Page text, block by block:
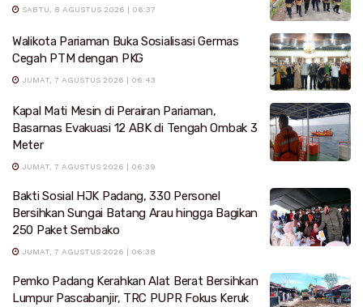
SABTU, 8 AGUSTUS 2026 | 06:37
Walikota Pariaman Buka Sosialisasi Germas
Cegah PTM dengan PKG
JUMAT, 7 AGUSTUS 2026 | 06:43
Kapal Mati Mesin di Perairan Pariaman,
Basarnas Evakuasi 12 ABK di Tengah Ombak 3
Meter
JUMAT, 7 AGUSTUS 2026 | 06:39
Bakti Sosial HJK Padang, 330 Personel
Bersihkan Sungai Batang Arau hingga Bagikan
250 Paket Sembako
JUMAT, 7 AGUSTUS 2026 | 06:38
Pemko Padang Kerahkan Alat Berat Bersihkan
Lumpur Pascabanjir, TRC PUPR Fokus Keruk